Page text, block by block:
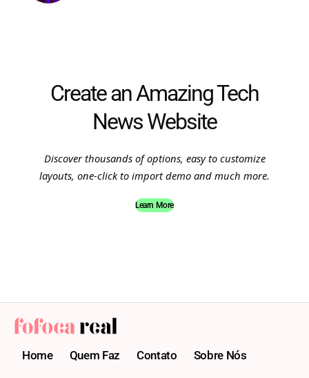
Create an Amazing Tech
News Website
Discover thousands of options, easy to customize
layouts, one-click to import demo and much more.
Learn More
Home Quem Faz Contato Sobre Nós